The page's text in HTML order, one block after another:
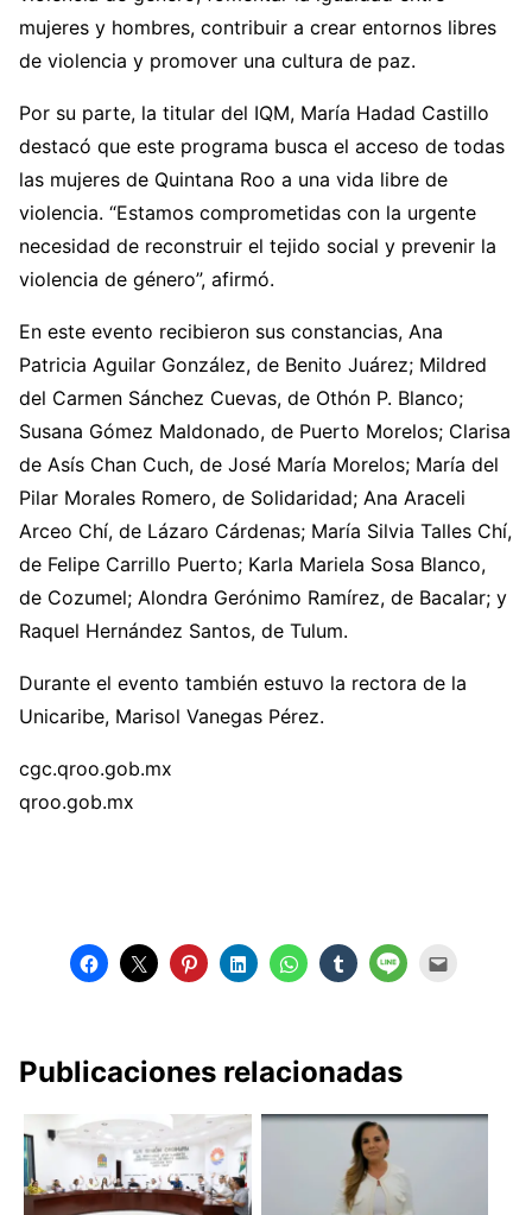
mujeres y hombres, contribuir a crear entornos libres
de violencia y promover una cultura de paz.
Por su parte, la titular del IQM, María Hadad Castillo
destacó que este programa busca el acceso de todas
las mujeres de Quintana Roo a una vida libre de
violencia. “Estamos comprometidas con la urgente
necesidad de reconstruir el tejido social y prevenir la
violencia de género”, afirmó.
En este evento recibieron sus constancias, Ana
Patricia Aguilar González, de Benito Juárez; Mildred
del Carmen Sánchez Cuevas, de Othón P. Blanco;
Susana Gómez Maldonado, de Puerto Morelos; Clarisa
de Asís Chan Cuch, de José María Morelos; María del
Pilar Morales Romero, de Solidaridad; Ana Araceli
Arceo Chí, de Lázaro Cárdenas; María Silvia Talles Chí,
de Felipe Carrillo Puerto; Karla Mariela Sosa Blanco,
de Cozumel; Alondra Gerónimo Ramírez, de Bacalar; y
Raquel Hernández Santos, de Tulum.
Durante el evento también estuvo la rectora de la
Unicaribe, Marisol Vanegas Pérez.
cgc.qroo.gob.mx
qroo.gob.mx
Publicaciones relacionadas